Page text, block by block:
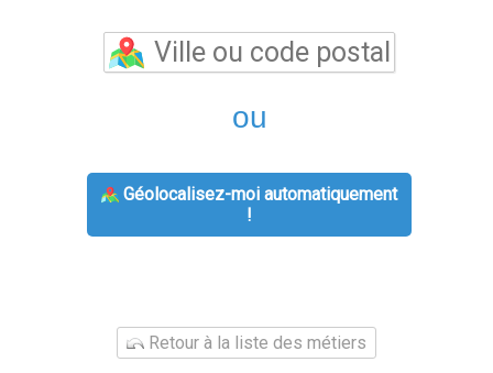
ou
Géolocalisez-moi automatiquement
!
Retour à la liste des métiers